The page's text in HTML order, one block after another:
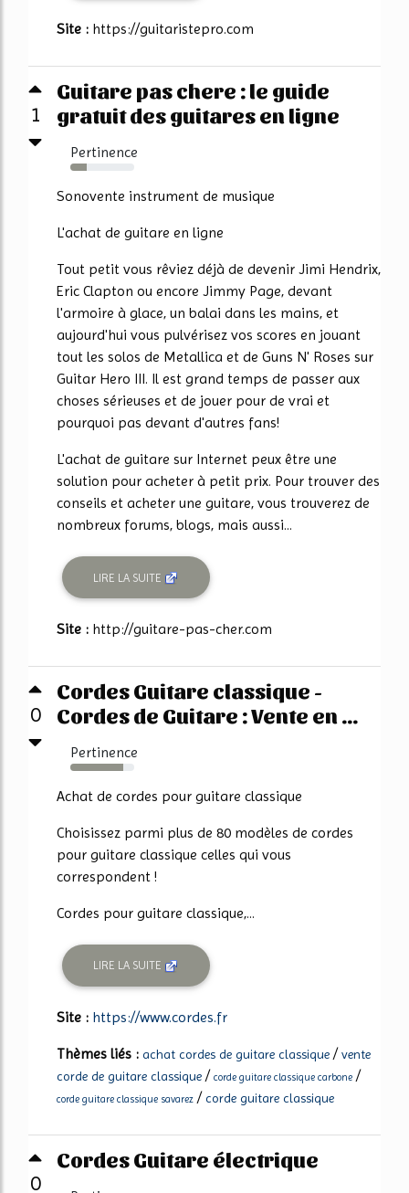
Site : https://guitaristepro.com
1
Guitare pas chere : le guide
gratuit des guitares en ligne
Pertinence
25%
Sonovente instrument de musique
L'achat de guitare en ligne
Tout petit vous rêviez déjà de devenir Jimi Hendrix,
Eric Clapton ou encore Jimmy Page, devant
l'armoire à glace, un balai dans les mains, et
aujourd'hui vous pulvérisez vos scores en jouant
tout les solos de Metallica et de Guns N' Roses sur
Guitar Hero III. Il est grand temps de passer aux
choses sérieuses et de jouer pour de vrai et
pourquoi pas devant d'autres fans!
L'achat de guitare sur Internet peux être une
solution pour acheter à petit prix. Pour trouver des
conseils et acheter une guitare, vous trouverez de
nombreux forums, blogs, mais aussi...
LIRE LA SUITE
Site : http://guitare-pas-cher.com
0
Cordes Guitare classique -
Cordes de Guitare : Vente en ...
Pertinence
83%
Achat de cordes pour guitare classique
Choisissez parmi plus de 80 modèles de cordes
pour guitare classique celles qui vous
correspondent !
Cordes pour guitare classique,...
LIRE LA SUITE
Site : https://www.cordes.fr
Thèmes liés : achat cordes de guitare classique /vente
corde de guitare classique / corde guitare classique carbone /
corde guitare classique savarez /corde guitare classique
0
Cordes Guitare électrique